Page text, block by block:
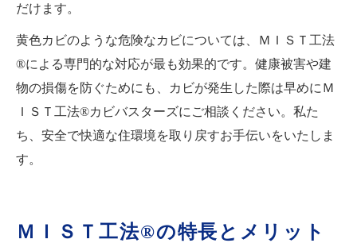
だけます。
黄色カビのような危険なカビについては、ＭＩＳＴ工法
®による専門的な対応が最も効果的です。健康被害や建
物の損傷を防ぐためにも、カビが発生した際は早めにＭ
ＩＳＴ工法®カビバスターズにご相談ください。私た
ち、安全で快適な住環境を取り戻すお手伝いをいたしま
す。
ＭＩＳＴ工法®の特長とメリット